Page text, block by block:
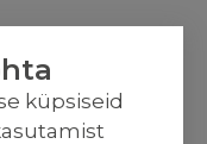
küpsiseid